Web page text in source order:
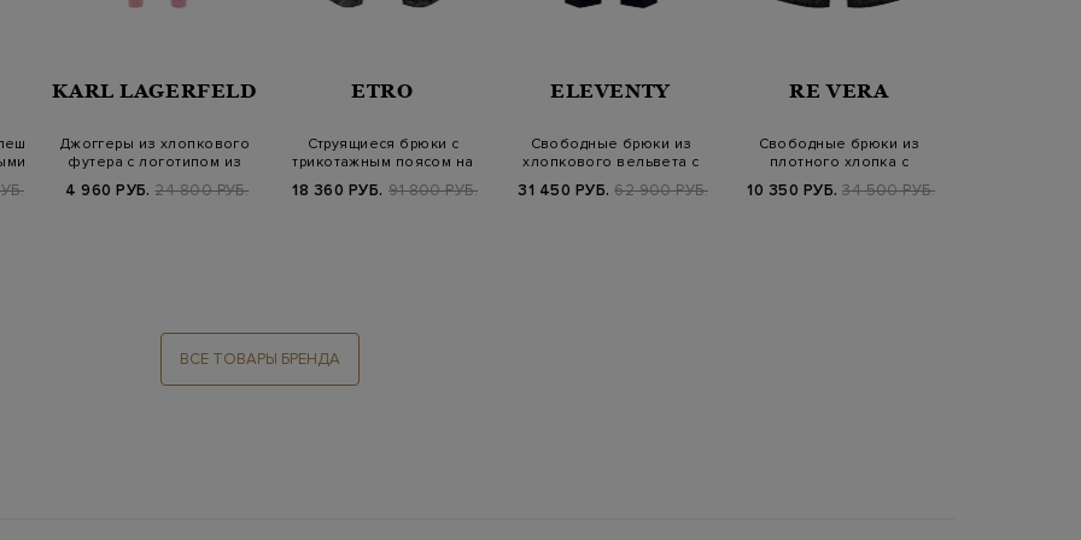
KARL LAGERFELD
Джоггеры из хлопкового
футера с логотипом из
4 960 РУБ. 24 800 РУБ.
ETRO
Струящиеся брюки с
трикотажным поясом на
18 360 РУБ. 91 800 РУБ.
ELEVENTY
Свободные брюки из
хлопкового вельвета с
31 450 РУБ. 62 900 РУБ.
RE VERA
Свободные брюки из
плотного хлопка с
10 350 РУБ. 34 500 РУБ.
ВСЕ ТОВАРЫ БРЕНДА